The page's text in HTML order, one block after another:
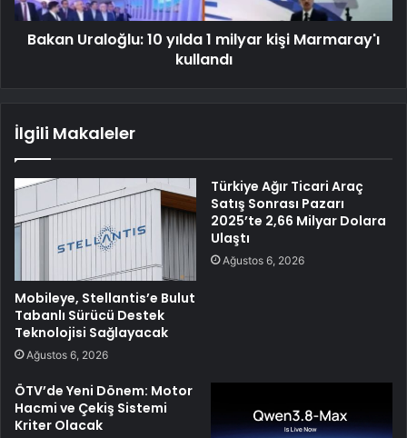
Bakan Uraloğlu: 10 yılda 1 milyar kişi Marmaray'ı
kullandı
İlgili Makaleler
Mobileye, Stellantis’e Bulut
Tabanlı Sürücü Destek
Teknolojisi Sağlayacak
Ağustos 6, 2026
Türkiye Ağır Ticari Araç
Satış Sonrası Pazarı
2025’te 2,66 Milyar Dolara
Ulaştı
Ağustos 6, 2026
ÖTV’de Yeni Dönem: Motor
Hacmi ve Çekiş Sistemi
Kriter Olacak